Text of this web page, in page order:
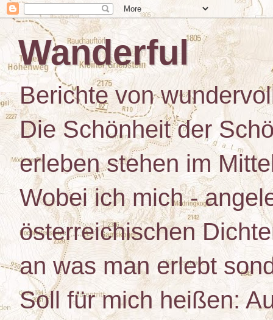
Wanderful
Berichte von
Die Schönheit der
erleben stehen im
Wobei ich mich -
österreichischen
an was man erlebt
Soll für mich heißen: